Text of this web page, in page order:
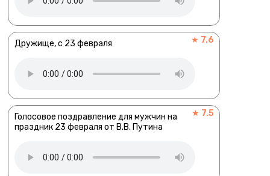
Дружище, с 23 февраля ★ 7.6
Голосовое поздравление для мужчин на
праздник 23 февраля от В.В. Путина
★ 7.5